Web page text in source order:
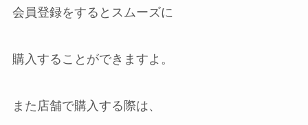
会員登録をするとスムーズに
購入することができますよ。
また店舗で購入する際は、